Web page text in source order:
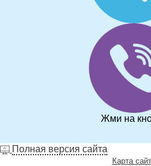
Жми на
Полная версия сайта
Карта